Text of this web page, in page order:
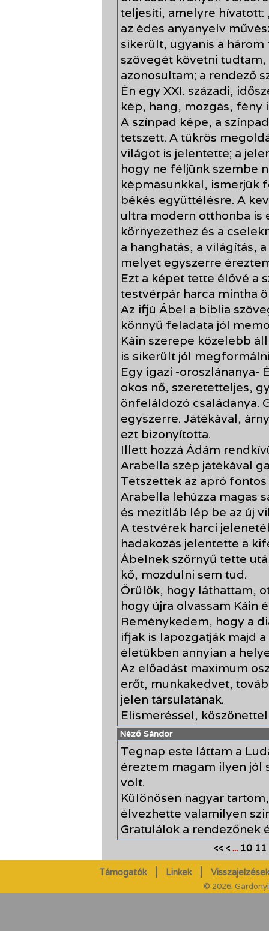
teljesíti, amelyre hívatott:
az édes anyanyelv
sikerült, ugyanis a
szövegét követni
azonosultam; a rendező
Én egy XXI. századi,
kép, hang, mozgás, fény
A színpad képe, a
tetszett. A tükrös
világot is jelentette; a
hogy ne féljünk szembe
képmásunkkal, ismerjük
békés együttélésre. A
ultra modern otthonba is
környezethez és a
a hanghatás, a világítás,
melyet egyszerre
Ezt a képet tette élővé a
testvérpár harca mintha
Az ifjú Ábel a biblia
könnyű feladata jól
Káin szerepe közelebb
is sikerült jól
Egy igazi -oroszlánanya-
okos nő, szeretetteljes,
önfeláldozó családanya.
egyszerre. Játékával,
ezt bizonyította.
Illett hozzá Ádám
Arabella szép játékával
Tetszettek az apró
Arabella lehúzza magas
és mezitláb lép be az új
A testvérek harci
hadakozás jelentette a
Ábelnek szörnyű tette
kő, mozdulni sem tud.
Örülök, hogy láthattam,
hogy újra olvassam Káin
Reménykedem, hogy a
ifjak is lapozgatják majd
életükben annyian a
Az előadást maximum
erőt, munkakedvet,
jelen társulatának.
Elismeréssel,
Néző Sándor
Tegnap este láttam a
éreztem magam ilyen jól
volt.
Különösen nagyar
élvezhette valamilyen
Gratulálok a rendezőnek
<< < ... 10 11
Támogatók Linkek
© 2026.